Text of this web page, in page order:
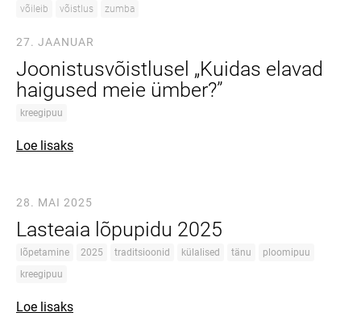
võileib
võistlus zumba
27. JAANUAR
Joonistusvõistlusel „Kuidas elavad
haigused meie ümber?”
kreegipuu
Loe lisaks
28. MAI 2025
Lasteaia lõpupidu 2025
lõpetamine 2025 traditsioonid külalised tänu
ploomipuu
kreegipuu
Loe lisaks